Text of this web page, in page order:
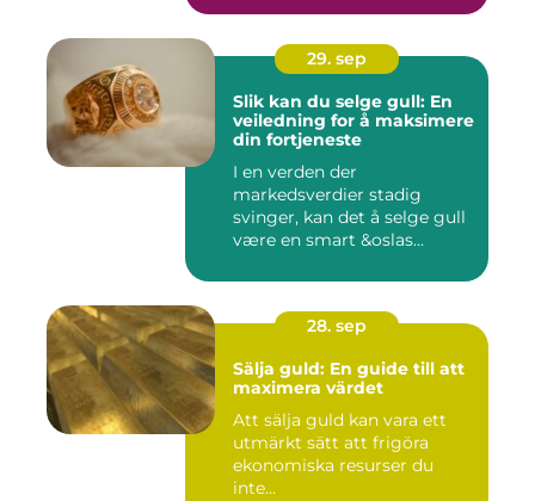
29. sep
Slik kan du selge gull: En
veiledning for å maksimere
din fortjeneste
I en verden der
markedsverdier stadig
svinger, kan det å selge gull
være en smart &oslas...
28. sep
Sälja guld: En guide till att
maximera värdet
Att sälja guld kan vara ett
utmärkt sätt att frigöra
ekonomiska resurser du
inte...